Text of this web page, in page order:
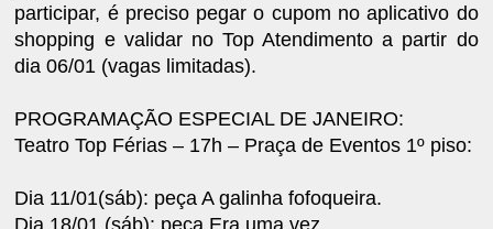
participar, é preciso pegar o cupom no aplicativo do
shopping e validar no Top Atendimento a partir do
dia 06/01 (vagas limitadas).
PROGRAMAÇÃO ESPECIAL DE JANEIRO:
Teatro Top Férias – 17h – Praça de Eventos 1º piso:
Dia 11/01(sáb): peça A galinha fofoqueira.
Dia 18/01 (sáb): peça Era uma vez.